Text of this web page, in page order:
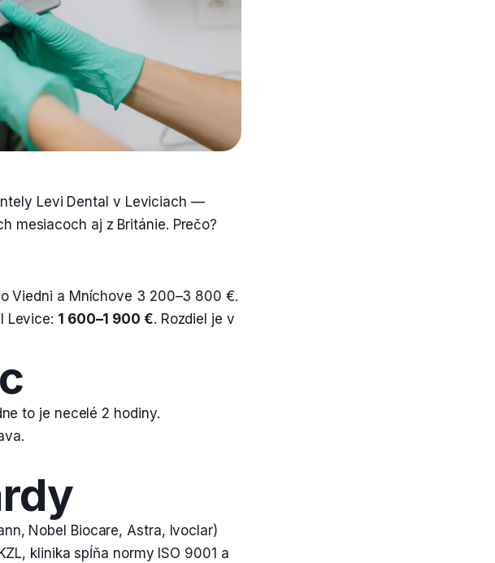
Levi Dental v Leviciach —
mesiacoch aj z Británie. Prečo?
Viedni a Mníchove 3 200–3 800 €.
Levice: 1 600–1 900 €. Rozdiel je v
to je necelé 2 hodiny.
Nobel Biocare, Astra, Ivoclar)
klinika spĺňa normy ISO 9001 a